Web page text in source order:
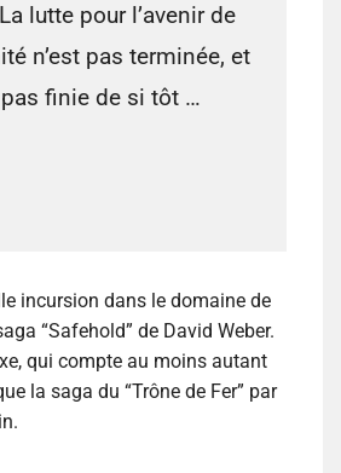
lutte pour l’avenir de
n’est pas terminée, et
finie de si tôt …
incursion dans le domaine de
“Safehold” de David Weber.
qui compte au moins autant
la saga du “Trône de Fer” par